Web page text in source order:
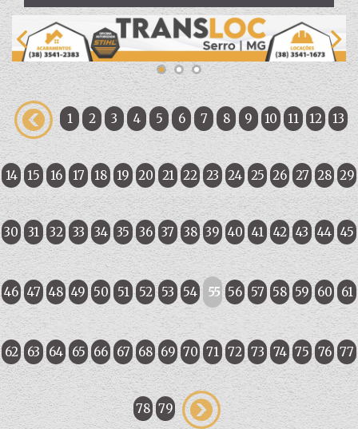
1 2 3 4 5 6 7 8 9 10 11 12 13
14 15 16 17 18 19 20 21 22 23 24 25 26 27 28 29
30 31 32 33 34 35 36 37 38 39 40 41 42 43 44 45
46 47 48 49 50 51 52 53 54 55 56 57 58 59 60 61
62 63 64 65 66 67 68 69 70 71 72 73 74 75 76 77
78 79